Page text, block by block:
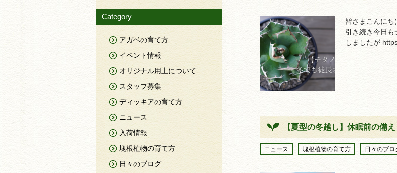
皆さまこんに
引き続き今日
しましたが
【夏型の冬越し】休眠前の備え
ニュース 塊根植物の育て方 日々のブロ
Category
アガベの育て方
イベント情報
オリジナル用土について
スタッフ募集
ディッキアの育て方
ニュース
入荷情報
塊根植物の育て方
日々のブログ